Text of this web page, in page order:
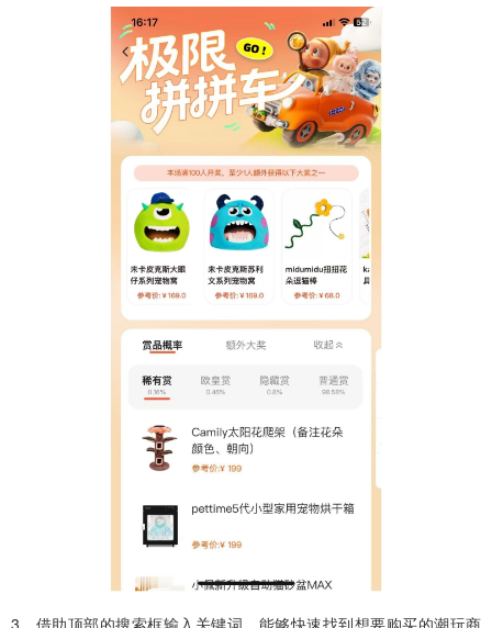
3、借助顶部的搜索框输入关键词，能够快速找到想要购买的潮玩商